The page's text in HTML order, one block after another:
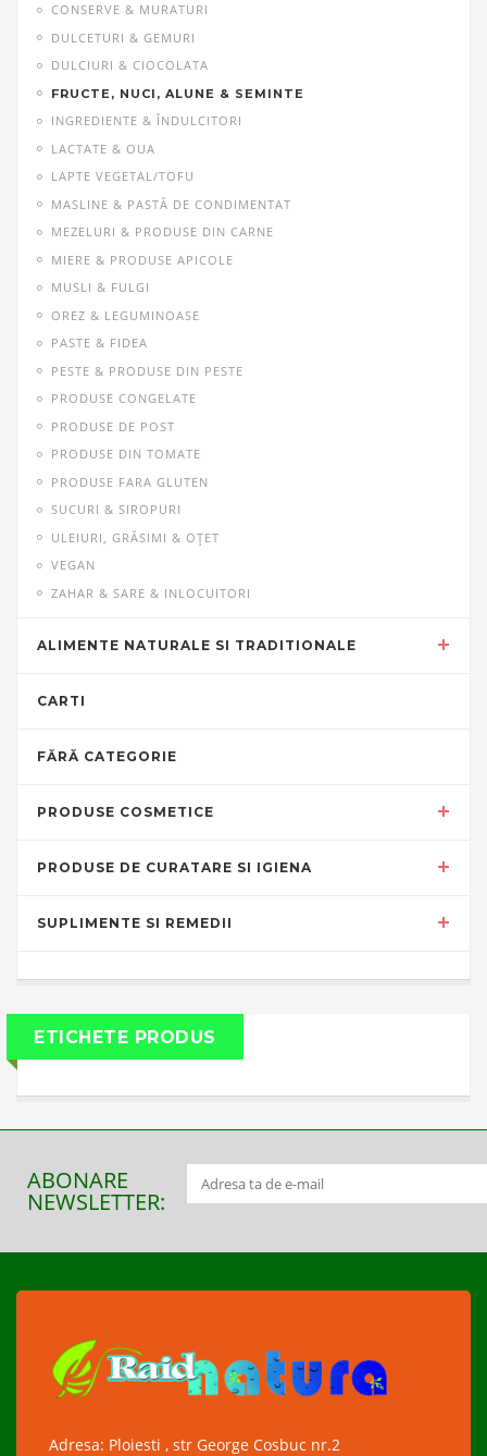
CONSERVE & MURATURI
DULCETURI & GEMURI
DULCIURI & CIOCOLATA
FRUCTE, NUCI, ALUNE & SEMINTE
INGREDIENTE & ÎNDULCITORI
LACTATE & OUA
LAPTE VEGETAL/TOFU
MASLINE & PASTĂ DE CONDIMENTAT
MEZELURI & PRODUSE DIN CARNE
MIERE & PRODUSE APICOLE
MUSLI & FULGI
OREZ & LEGUMINOASE
PASTE & FIDEA
PESTE & PRODUSE DIN PESTE
PRODUSE CONGELATE
PRODUSE DE POST
PRODUSE DIN TOMATE
PRODUSE FARA GLUTEN
SUCURI & SIROPURI
ULEIURI, GRĂSIMI & OŢET
VEGAN
ZAHAR & SARE & INLOCUITORI
ALIMENTE NATURALE SI TRADITIONALE
CARTI
FĂRĂ CATEGORIE
PRODUSE COSMETICE
PRODUSE DE CURATARE SI IGIENA
SUPLIMENTE SI REMEDII
ETICHETE PRODUS
ABONARE
NEWSLETTER:
Adresa: Ploiesti , str George Cosbuc nr.2